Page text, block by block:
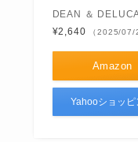
DEAN ＆
¥2,640
（2025/07/
Amazon
Yahooショッピ